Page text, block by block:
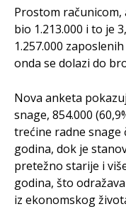
Prostom računicom,
bio 1.213.000 i to je
1.257.000
onda se dolazi do
Nova anketa
snage, 854.000
trećine radne snage
godina, dok je
pretežno starije i
godina, što
iz ekonomskog